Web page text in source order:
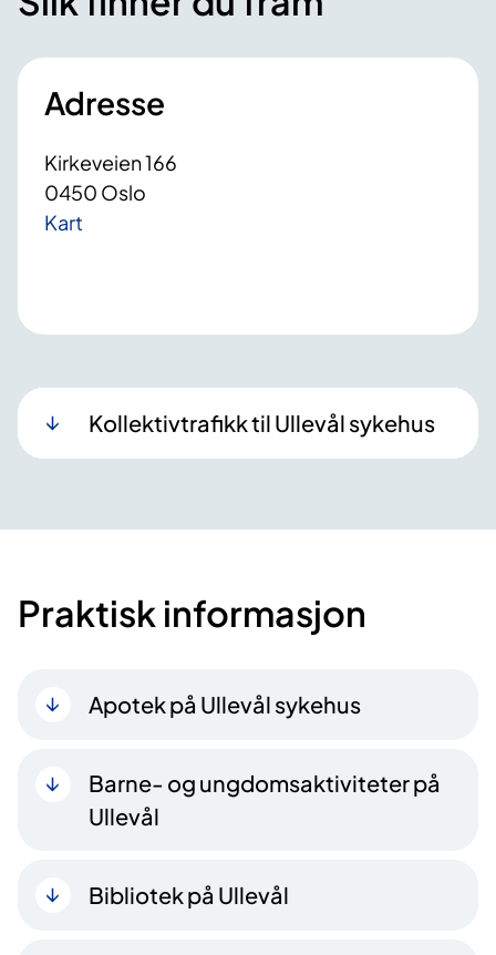
Adresse
Kirkeveien 166
0450 Oslo
Kart
Kollektivtrafikk til Ullevål sykehus
Praktisk informasjon
Apotek på Ullevål sykehus
Barne- og ungdomsaktiviteter på
Ullevål
Bibliotek på Ullevål